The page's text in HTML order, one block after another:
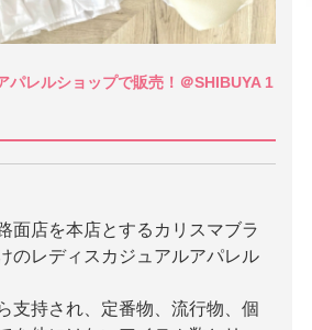
パレルショップで販売！＠SHIBUYA 1
面店を本店とするカリスマブラ
のレディスカジュアルアパレル
支持され、定番物、流行物、個